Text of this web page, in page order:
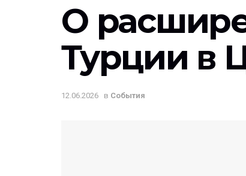
О
Турции в
12.06.2026 в События